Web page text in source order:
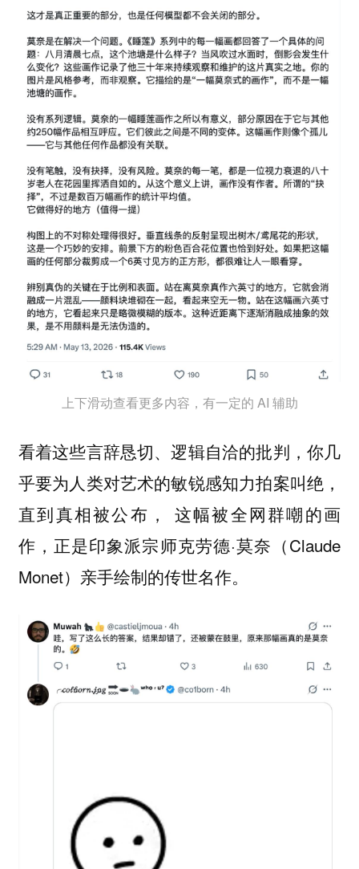
上下滑动查看更多内容，有一定的 AI 辅助
看着这些言辞恳切、逻辑自洽的批判，你几
乎要为人类对艺术的敏锐感知力拍案叫绝，
直到真相被公布， 这幅被全网群嘲的画
作，正是印象派宗师克劳德·莫奈（Claude
Monet）亲手绘制的传世名作。